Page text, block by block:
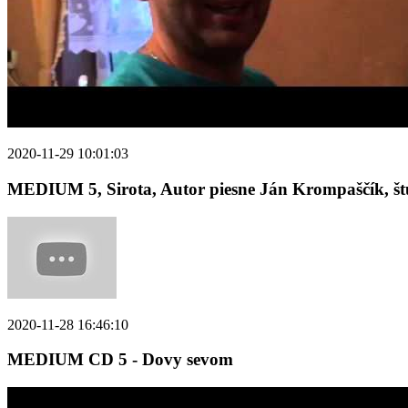
2020-11-29 10:01:03
MEDIUM 5, Sirota, Autor piesne Ján Krompaščík,
2020-11-28 16:46:10
MEDIUM CD 5 - Dovy sevom